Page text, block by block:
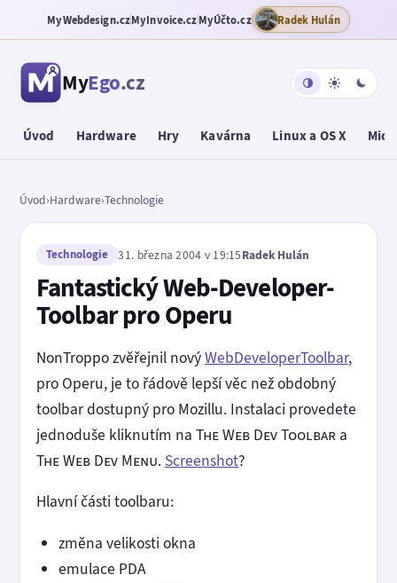
MyWebdesign.czMyInvoice.czMyÚčto.cz Radek Hulán
MyEgo.cz
Úvod Hardware Hry Kavárna Linux a OS X
Úvod›Hardware›Technologie
Technologie 31. března 2004 v 19:15Radek Hulán
Fantastický Web-Developer-
Toolbar pro Operu
NonTroppo zvěřejnil novýWebDeveloperToolbar,
pro Operu, je to řádově lepší věc než obdobný
toolbar dostupný pro Mozillu. Instalaci provedete
jednoduše kliknutím na The Web Dev Toolbar a
The Web Dev Menu. Screenshot?
Hlavní části toolbaru:
změna velikosti okna
emulace PDA